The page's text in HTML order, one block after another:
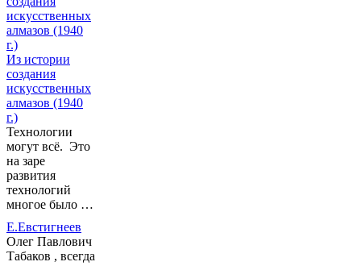
Из истории
создания
искусственных
алмазов (1940
г.)
Технологии
могут всё. Это
на заре
развития
технологий
многое было …
Е.Евстигнеев
Олег Павлович
Табаков , всегда